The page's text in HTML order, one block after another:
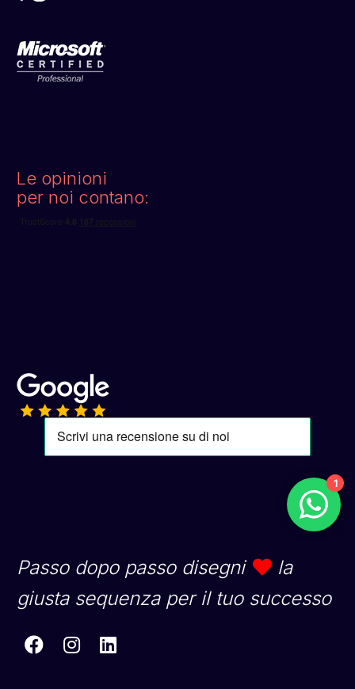
Le opinioni
per noi contano:
Passo dopo passo disegni
la
giusta sequenza per il tuo successo
1